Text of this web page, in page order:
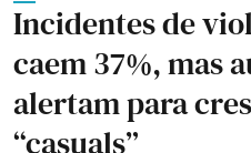
Incidentes de
caem 37%, mas
alertam para
“casuals”